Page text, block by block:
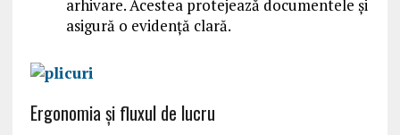
arhivare. Acestea protejează documentele și
asigură o evidență clară.
Ergonomia și fluxul de lucru